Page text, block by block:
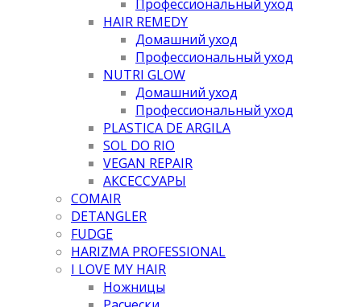
Профессиональный уход
HAIR REMEDY
Домашний уход
Профессиональный уход
NUTRI GLOW
Домашний уход
Профессиональный уход
PLASTICA DE ARGILA
SOL DO RIO
VEGAN REPAIR
АКСЕССУАРЫ
COMAIR
DETANGLER
FUDGE
HARIZMA PROFESSIONAL
I LOVE MY HAIR
Ножницы